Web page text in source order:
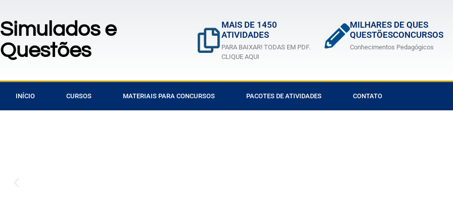
Simulados e
Questões
MAIS DE 1450
ATIVIDADES
PARA BAIXAR! TODAS EM PDF.
CLIQUE AQUI
MILHARES DE QUES
QUESTÕESCONCURSOS
Conhecimentos Pedagógicos
INÍCIO CURSOS MATERIAIS PARA CONCURSOS PACOTES DE ATIVIDADES CONTATO